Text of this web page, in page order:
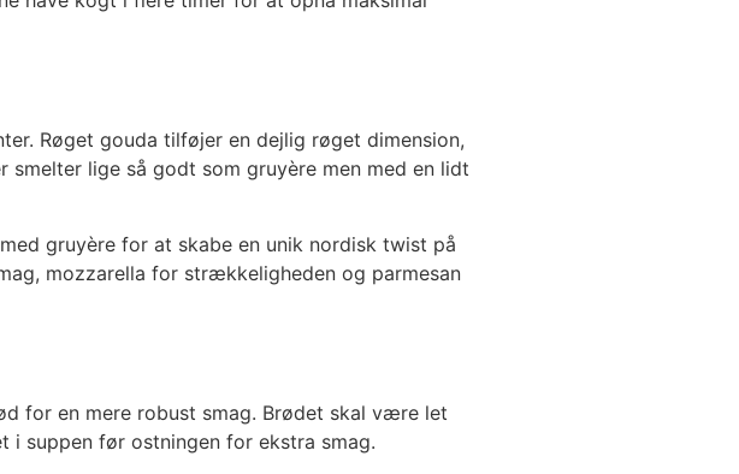
Røget gouda tilføjer en dejlig røget dimension,
lige så godt som gruyère men med en lidt
gruyère for at skabe en unik nordisk twist på
mozzarella for strækkeligheden og parmesan
for en mere robust smag. Brødet skal være let
suppen før ostningen for ekstra smag.